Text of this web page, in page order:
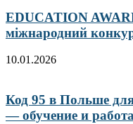
EDUCATION
міжнародний
10.01.2026
Код 95 в Польше
— обучение и